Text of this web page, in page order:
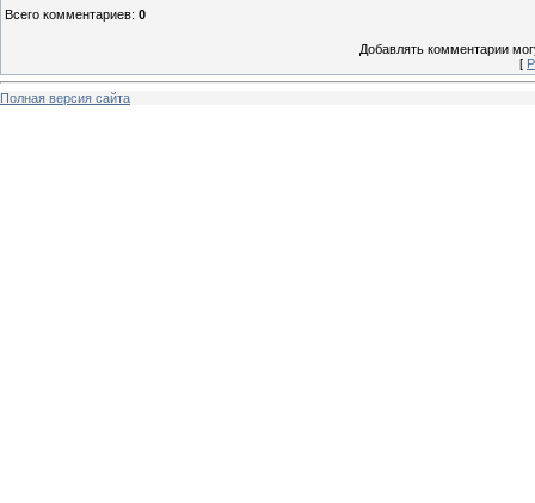
Всего комментариев: 0
Добавлять комментарии
[
Полная версия сайта